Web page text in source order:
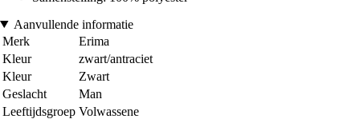
Aanvullende informatie
Merk
Erima
Kleur
zwart/antraciet
Kleur
Zwart
Geslacht
Man
Leeftijdsgroep Volwassene